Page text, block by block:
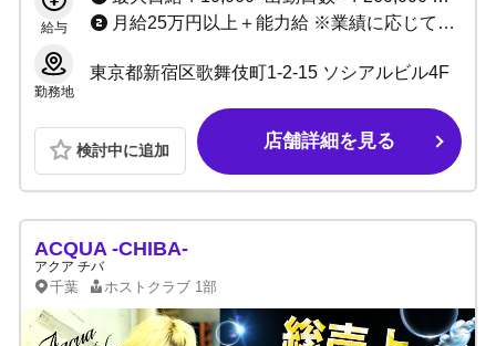
給与
月給25万円以上＋能力給 ※業績に応じて昇給随時
勤務地
東京都新宿区歌舞伎町1-2-15 ソシアルビル4F
検討中に追加 店舗詳細を見る
ACQUA -CHIBA-
アクア チバ
千葉 ホストクラブ 1部